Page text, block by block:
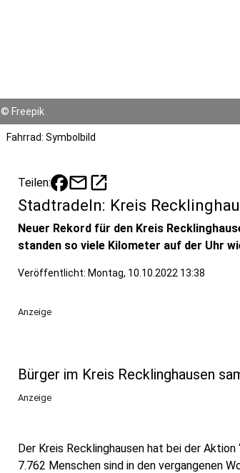
© Freepik
Fahrrad: Symbolbild
Teilen: mailopen_in_new
Stadtradeln: Kreis
Neuer Rekord für den Kreis
standen so viele Kilometer auf der Uhr
Veröffentlicht: Montag, 10.10.2022 13:38
Anzeige
Bürger im Kreis Recklinghausen
Anzeige
Der Kreis Recklinghausen hat bei der
7.762 Menschen sind in den vergangenen